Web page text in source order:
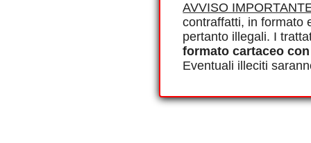
AVVISO
contraffatti, in formato
pertanto illegali. I
formato cartaceo
Eventuali illeciti